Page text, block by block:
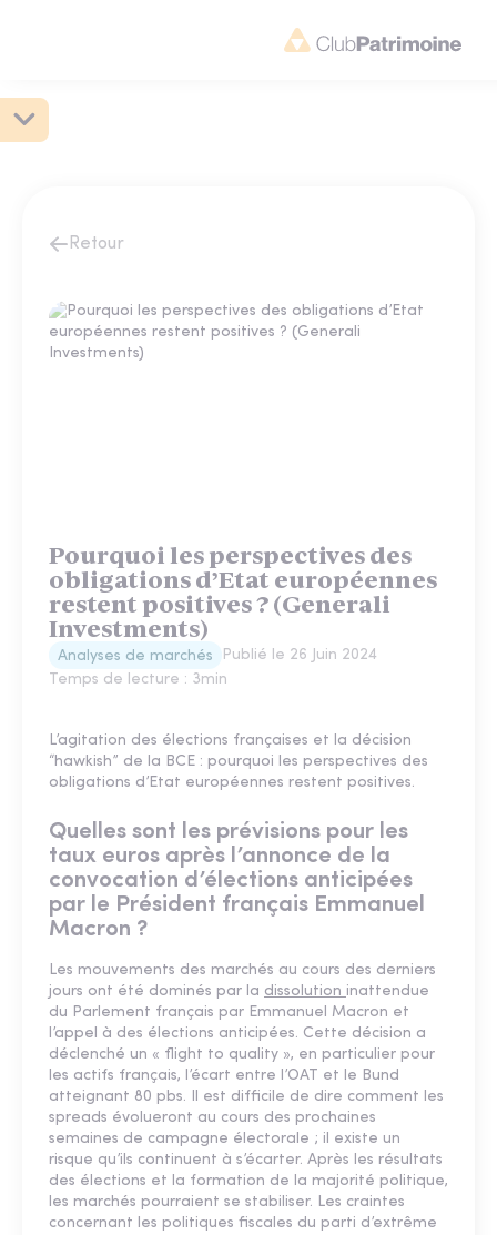
Retour
Pourquoi les perspectives des
obligations d’Etat européennes
restent positives ? (Generali
Investments)
Analyses de marchés Publié le 26 Juin 2024
Temps de lecture : 3min
L’agitation des élections françaises et la décision
“hawkish” de la BCE : pourquoi les perspectives des
obligations d’Etat européennes restent positives.
Quelles sont les prévisions pour les
taux euros après l’annonce de la
convocation d’élections anticipées
par le Président français Emmanuel
Macron ?
Les mouvements des marchés au cours des derniers
jours ont été dominés par la dissolution inattendue
du Parlement français par Emmanuel Macron et
l’appel à des élections anticipées. Cette décision a
déclenché un « ﬂight to quality », en particulier pour
les actifs français, l’écart entre l’OAT et le Bund
atteignant 80 pbs. Il est difﬁcile de dire comment les
spreads évolueront au cours des prochaines
semaines de campagne électorale ; il existe un
risque qu’ils continuent à s’écarter. Après les résultats
des élections et la formation de la majorité politique,
les marchés pourraient se stabiliser. Les craintes
concernant les politiques ﬁscales du parti d’extrême